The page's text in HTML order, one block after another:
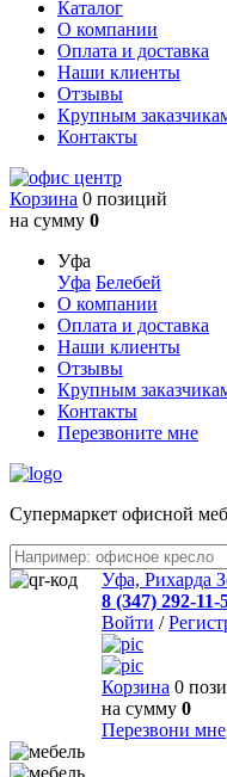
Каталог
О компании
Оплата и доставка
Наши клиенты
Отзывы
Крупным
Контакты
Корзина 0 позиций
на сумму 0
Уфа
Уфа Белебей
О компании
Оплата и доставка
Наши клиенты
Отзывы
Крупным
Контакты
Перезвоните мне
Cупермаркет офисной
Уфа, Рихарда
8 (347) 292-11-
Войти /
Корзина 0
на сумму 0
Перезвони мне